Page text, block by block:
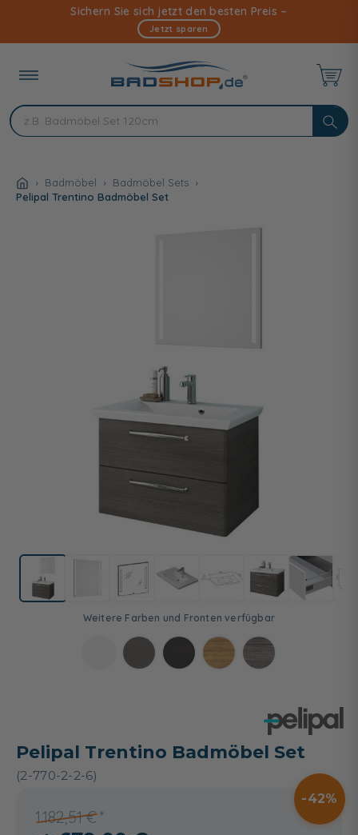
Inhalt
Sichern Sie sich jetzt den besten Preis –
Jetzt sparen
Badmöbel
Badmöbel Sets
Pelipal Trentino Badmöbel Set
Pelipal Trentino Badmöbel Set
(2-770-2-2-6)
1.182,51 €
42